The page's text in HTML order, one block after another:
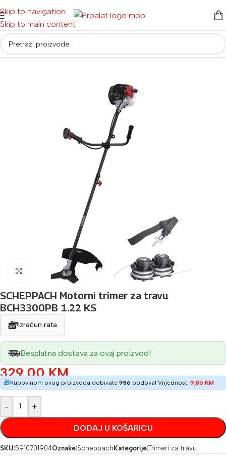
Skip to navigation
Skip to main content
Početna/ Alati za vrt i dom
Povećaj sliku
SCHEPPACH Motorni trimer za travu
BCH3300PB 1.22 KS
Izračun rata
Besplatna dostava za ovaj proizvod!
329,00KM
🎁Kupovinom ovog proizvoda dobivate 986 bodova! Vrijednost: 9,86 KM
- +
DODAJ U KOŠARICU
SKU:5910701904Oznake:Scheppach Kategorije:Trimeri za travu